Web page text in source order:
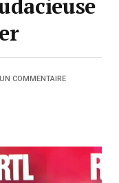
COMMENTAIRE